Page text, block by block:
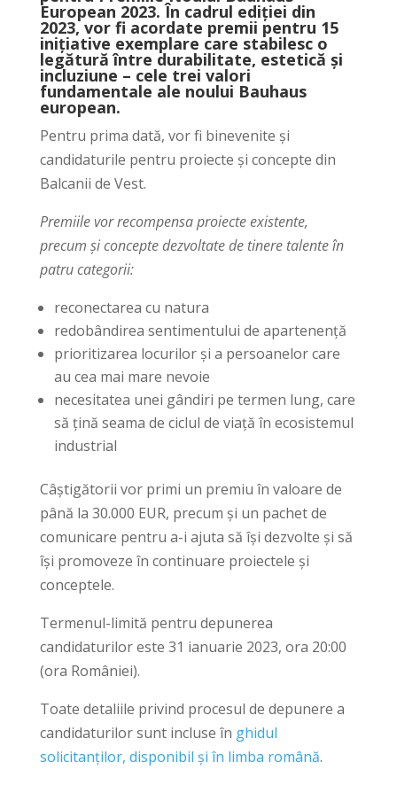
European 2023. În cadrul ediției din
2023, vor fi acordate premii pentru 15
inițiative exemplare care stabilesc o
legătură între durabilitate, estetică și
incluziune – cele trei valori
fundamentale ale noului Bauhaus
european.
Pentru prima dată, vor fi binevenite și
candidaturile pentru proiecte și concepte din
Balcanii de Vest.
Premiile vor recompensa proiecte existente,
precum și concepte dezvoltate de tinere talente în
patru categorii:
reconectarea cu natura
redobândirea sentimentului de apartenență
prioritizarea locurilor și a persoanelor care
au cea mai mare nevoie
necesitatea unei gândiri pe termen lung, care
să țină seama de ciclul de viață în ecosistemul
industrial
Câștigătorii vor primi un premiu în valoare de
până la 30.000 EUR, precum și un pachet de
comunicare pentru a-i ajuta să își dezvolte și să
își promoveze în continuare proiectele și
conceptele.
Termenul-limită pentru depunerea
candidaturilor este 31 ianuarie 2023, ora 20:00
(ora României).
Toate detaliile privind procesul de depunere a
candidaturilor sunt incluse în ghidul
solicitanților, disponibil și în limba română.